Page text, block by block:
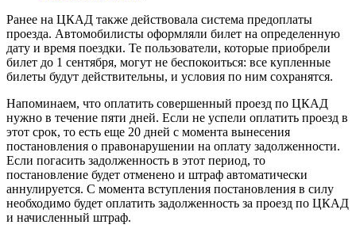
Ранее на ЦКАД также действовала система предоплаты
проезда. Автомобилисты оформляли билет на определенную
дату и время поездки. Те пользователи, которые приобрели
билет до 1 сентября, могут не беспокоиться: все купленные
билеты будут действительны, и условия по ним сохранятся.
Напоминаем, что оплатить совершенный проезд по ЦКАД
нужно в течение пяти дней. Если не успели оплатить проезд в
этот срок, то есть еще 20 дней с момента вынесения
постановления о правонарушении на оплату задолженности.
Если погасить задолженность в этот период, то
постановление будет отменено и штраф автоматически
аннулируется. С момента вступления постановления в силу
необходимо будет оплатить задолженность за проезд по ЦКАД
и начисленный штраф.